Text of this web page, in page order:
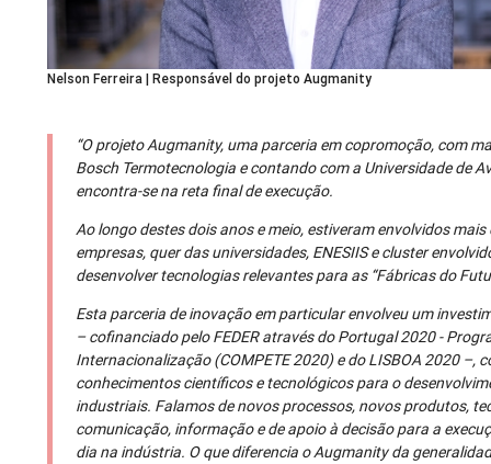
Nelson Ferreira | Responsável do projeto Augmanity
“O projeto Augmanity, uma parceria em copromoção, com
Bosch Termotecnologia e contando com a Universidade de
encontra-se na reta final de execução.
Ao longo destes dois anos e meio, estiveram envolvidos
empresas, quer das universidades, ENESIIS e cluster
desenvolver tecnologias relevantes para as “Fábricas do
Esta parceria de inovação em particular envolveu um
– cofinanciado pelo FEDER através do Portugal 2020 -
Internacionalização (COMPETE 2020) e do LISBOA 2020 –,
conhecimentos científicos e tecnológicos para o
industriais. Falamos de novos processos, novos produtos,
comunicação, informação e de apoio à decisão para a
dia na indústria. O que diferencia o Augmanity da